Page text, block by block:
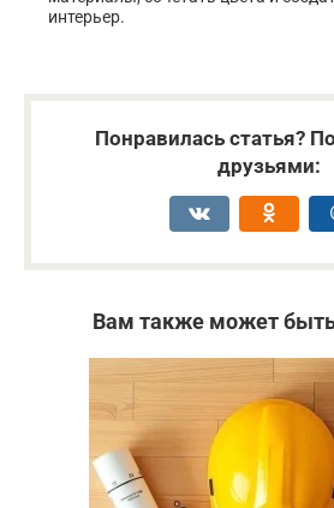
интерьер.
Понравилась статья?
друзьями:
Вам также может быть